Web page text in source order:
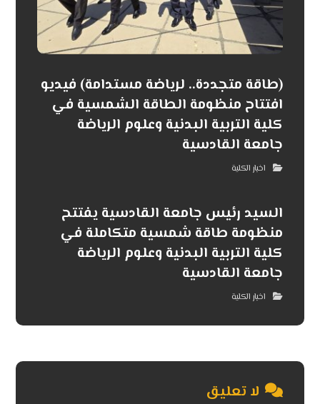
(طاقة متجددة.. لرياضة مستدامة) فيديو
افتتاح منظومة الطاقة الشمسية في
كلية التربية البدنية وعلوم الرياضة
جامعة القادسية
اخبار الكلية
السيد رئيس جامعة القادسية يفتتح
منظومة طاقة شمسية متكاملة في
كلية التربية البدنية وعلوم الرياضة
جامعة القادسية
اخبار الكلية
لا تعليق